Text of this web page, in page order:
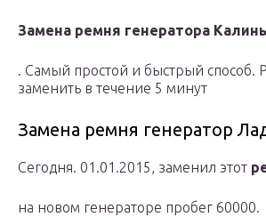
Замена ремня генератора
. Самый простой и быстрый способ.
заменить в течение 5 минут
Замена ремня генератор
Сегодня. 01.01.2015, заменил этот
на новом генераторе пробег 60000.